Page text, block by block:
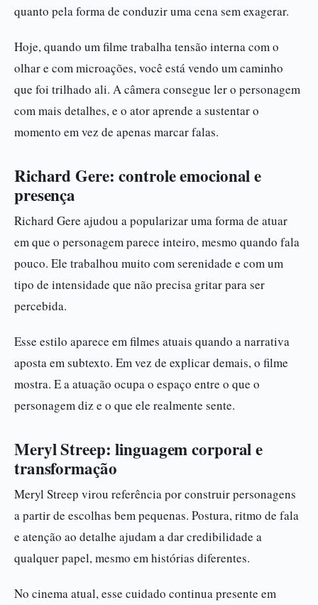
quanto pela forma de conduzir uma cena sem exagerar.
Hoje, quando um filme trabalha tensão interna com o
olhar e com microações, você está vendo um caminho
que foi trilhado ali. A câmera consegue ler o personagem
com mais detalhes, e o ator aprende a sustentar o
momento em vez de apenas marcar falas.
Richard Gere: controle emocional e
presença
Richard Gere ajudou a popularizar uma forma de atuar
em que o personagem parece inteiro, mesmo quando fala
pouco. Ele trabalhou muito com serenidade e com um
tipo de intensidade que não precisa gritar para ser
percebida.
Esse estilo aparece em filmes atuais quando a narrativa
aposta em subtexto. Em vez de explicar demais, o filme
mostra. E a atuação ocupa o espaço entre o que o
personagem diz e o que ele realmente sente.
Meryl Streep: linguagem corporal e
transformação
Meryl Streep virou referência por construir personagens
a partir de escolhas bem pequenas. Postura, ritmo de fala
e atenção ao detalhe ajudam a dar credibilidade a
qualquer papel, mesmo em histórias diferentes.
No cinema atual, esse cuidado continua presente em